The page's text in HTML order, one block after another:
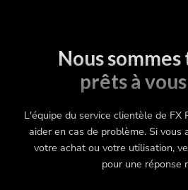
Nous
prêts à
L'équipe du service clientèle de FX
aider en cas de problème. Si vous
votre achat ou votre utilisation,
pour une réponse